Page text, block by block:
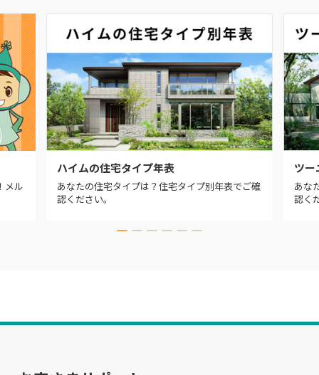
メル
ハイムの住宅タイプ年表
あなたの住宅タイプは？住宅タイプ別年表でご確
認ください。
ツー
あな
認く